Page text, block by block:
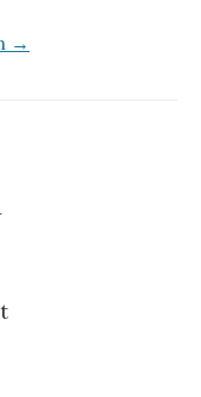
→